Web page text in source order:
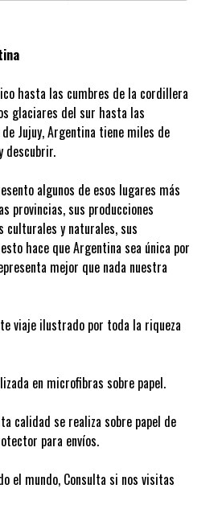
hasta las cumbres de la cordillera
glaciares del sur hasta las
Jujuy, Argentina tiene miles de
descubrir.
algunos de esos lugares más
provincias, sus producciones
culturales y naturales, sus
hace que Argentina sea única por
mejor que nada nuestra
viaje ilustrado por toda la riqueza
en microfibras sobre papel.
calidad se realiza sobre papel de
para envíos.
el mundo, Consulta si nos visitas